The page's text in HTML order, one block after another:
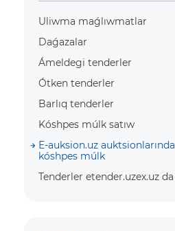
Uliwma maǵlıwmatlar
Daǵazalar
Ámeldegi tenderler
Ótken tenderler
Barlıq tenderler
Kóshpes múlk satıw
E-auksion.uz auktsionlarında
kóshpes múlk
Tenderler etender.uzex.uz da